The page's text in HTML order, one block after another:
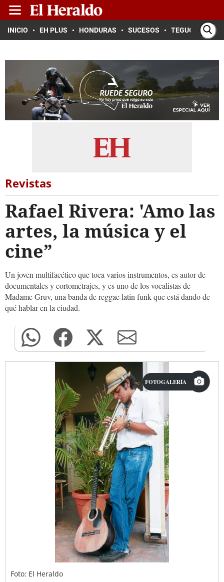
INICIO EH PLUS HONDURAS SUCESOS TEGUCIGALPA
Revistas
Rafael Rivera: 'Amo las
artes, la música y el
cine”
Un joven multifacético que toca varios instrumentos, es autor de
documentales y cortometrajes, y es uno de los vocalistas de
Madame Gruv, una banda de reggae latin funk que está dando de
qué hablar en la ciudad.
FOTOGALERÍA
Foto: El Heraldo